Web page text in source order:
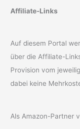
Affiliate-Links
Auf diesem Portal
über die Affiliate-
Provision vom
dabei keine
Als Amazon-Partner